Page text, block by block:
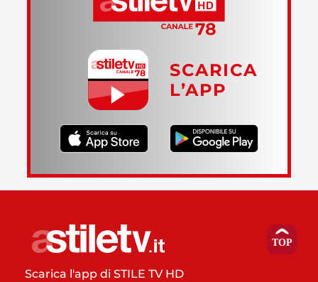
SCARICA
L’APP
Scarica l'app di STILE TV HD